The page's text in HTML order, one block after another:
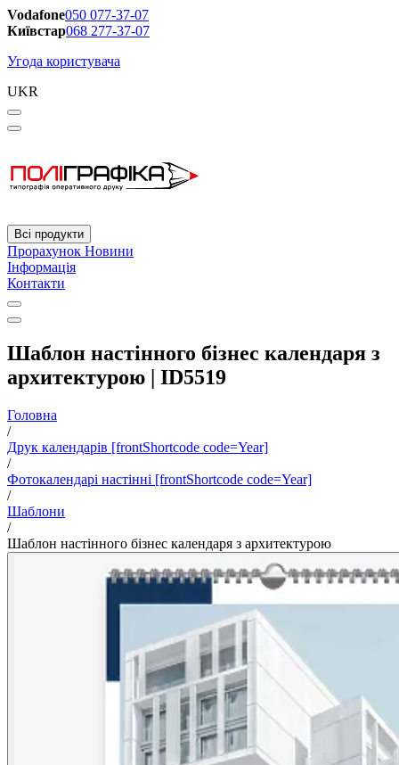
Vodafone050 077-37-07
Київстар068 277-37-07
Угода користувача
UKR
Всі продукти
Прорахунок Новини
Інформація
Контакти
Шаблон настінного бізнес календаря з
архитектурою | ID5519
Головна
/
Друк календарів [frontShortcode code=Year]
/
Фотокалендарі настінні [frontShortcode code=Year]
/
Шаблони
/
Шаблон настінного бізнес календаря з архитектурою